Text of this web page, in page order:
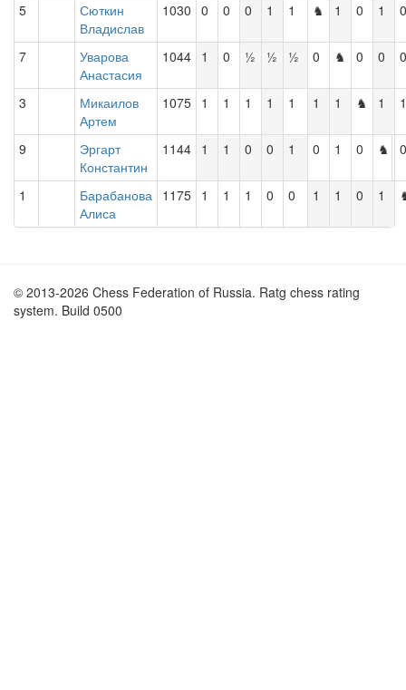
5
Сюткин
Владислав
1030 0 0 0 1 1 ♞ 1 0 1 0
7
Уварова
Анастасия
1044 1 0 ½ ½ ½ 0 ♞ 0 0 0
3
Микаилов
Артем
1075 1 1 1 1 1 1 1 ♞ 1 1
9
Эргарт
Константин
1144 1 1 0 0 1 0 1 0 ♞ 0
1
Барабанова
Алиса
1175 1 1 1 0 0 1 1 0 1
© 2013-2026 Chess Federation of Russia. Ratg chess rating
system. Build 0500